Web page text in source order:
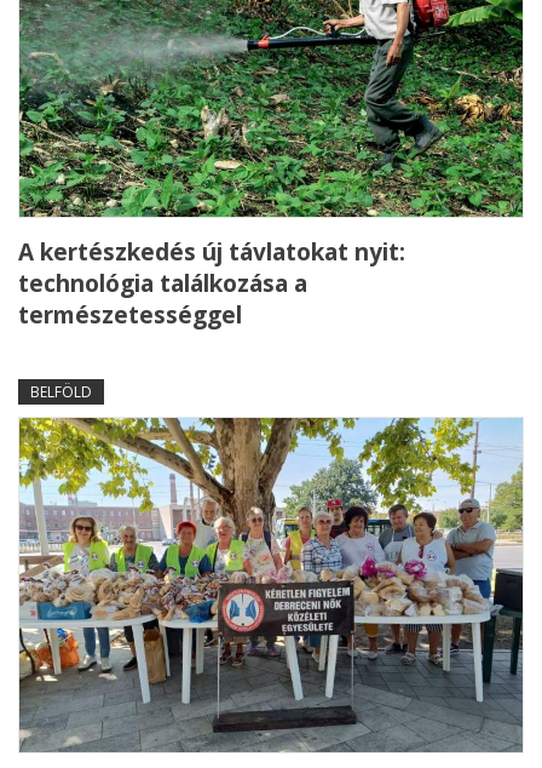
A kertészkedés új távlatokat nyit:
technológia találkozása a
természetességgel
BELFÖLD